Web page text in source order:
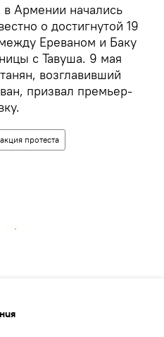
Армении начались
о достигнутой 19
Ереваном и Баку
с Тавуша. 9 мая
возглавивший
призвал премьер-
акция протеста